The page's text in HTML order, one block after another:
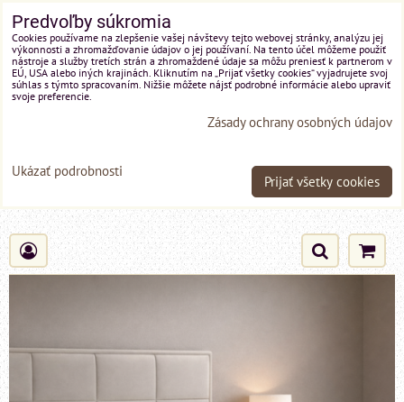
Predvoľby súkromia
Cookies používame na zlepšenie vašej návštevy tejto webovej stránky, analýzu jej
výkonnosti a zhromažďovanie údajov o jej používaní. Na tento účel môžeme použiť
nástroje a služby tretích strán a zhromaždené údaje sa môžu preniesť k partnerom v
EÚ, USA alebo iných krajinách. Kliknutím na „Prijať všetky cookies“ vyjadrujete svoj
súhlas s týmto spracovaním. Nižšie môžete nájsť podrobné informácie alebo upraviť
svoje preferencie.
Zásady ochrany osobných údajov
Ukázať podrobnosti
Prijať všetky cookies